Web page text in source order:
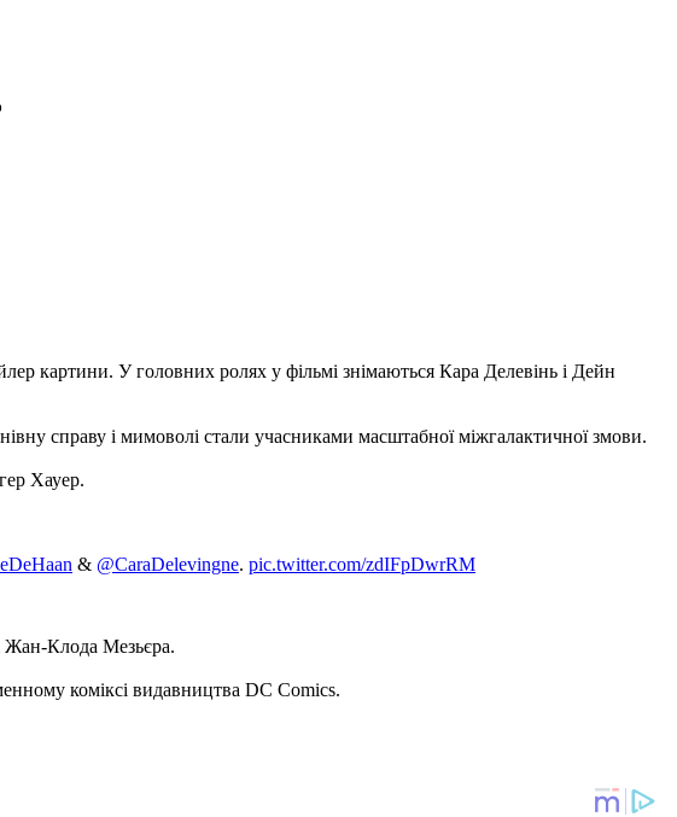
картини. У головних ролях у фільмі знімаються Кара Делевінь і Дейн
справу і мимоволі стали учасниками масштабної міжгалактичної змови.
Хауер.
& @CaraDelevingne. pic.twitter.com/zdIFpDwrRM
Жан-Клода Мезьєра.
коміксі видавництва DC Comics.